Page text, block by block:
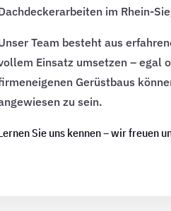
im Rhein-
Team besteht aus
Einsatz umsetzen – egal
Gerüstbaus
zu sein.
Sie uns kennen – wir freuen